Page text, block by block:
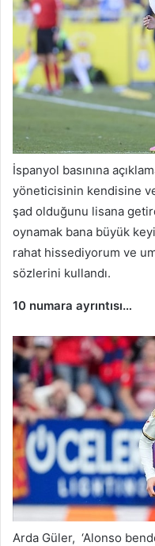
İspanyol basınına
yöneticisinin kendisine
şad olduğunu lisana
oynamak bana büyük
rahat hissediyorum ve
sözlerini kullandı.
10 numara ayrıntısı…
Arda Güler, ‘Alonso